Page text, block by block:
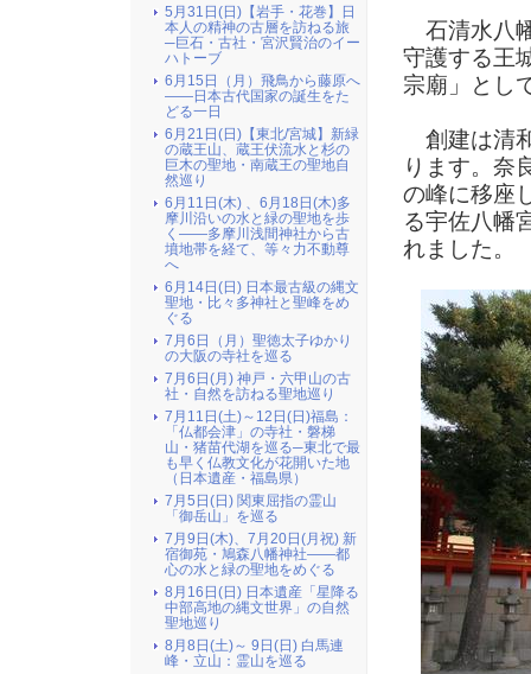
石清水八
守護する王
宗廟」とし
創建は清
ります。奈
の峰に移座
る宇佐八幡
れました。
5月31日(日)【岩手・花巻】日
本人の精神の古層を訪ねる旅
─巨石・古社・宮沢賢治のイー
ハトーブ
6月15日（月）飛鳥から藤原へ
――日本古代国家の誕生をた
どる一日
6月21日(日)【東北/宮城】新緑
の蔵王山、蔵王伏流水と杉の
巨木の聖地・南蔵王の聖地自
然巡り
6月11日(木) 、6月18日(木)多
摩川沿いの水と緑の聖地を歩
く――多摩川浅間神社から古
墳地帯を経て、等々力不動尊
へ
6月14日(日) 日本最古級の縄文
聖地・比々多神社と聖峰をめ
ぐる
7月6日（月）聖徳太子ゆかり
の大阪の寺社を巡る
7月6日(月) 神戸・六甲山の古
社・自然を訪ねる聖地巡り
7月11日(土)～12日(日)福島：
「仏都会津」の寺社・磐梯
山・猪苗代湖を巡る─東北で最
も早く仏教文化が花開いた地
（日本遺産・福島県）
7月5日(日) 関東屈指の霊山
「御岳山」を巡る
7月9日(木)、7月20日(月祝) 新
宿御苑・鳩森八幡神社――都
心の水と緑の聖地をめぐる
8月16日(日) 日本遺産「星降る
中部高地の縄文世界」の自然
聖地巡り
8月8日(土)～ 9日(日) 白馬連
峰・立山：霊山を巡る